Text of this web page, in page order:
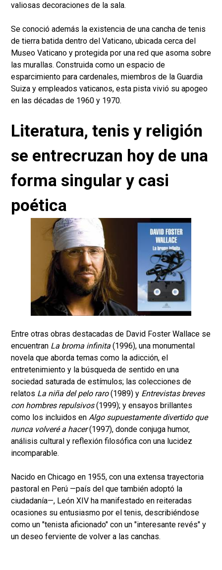
valiosas decoraciones de la sala.
Se conoció además la existencia de una cancha de tenis
de tierra batida dentro del Vaticano, ubicada cerca del
Museo Vaticano y protegida por una red que asoma sobre
las murallas. Construida como un espacio de
esparcimiento para cardenales, miembros de la Guardia
Suiza y empleados vaticanos, esta pista vivió su apogeo
en las décadas de 1960 y 1970.
Literatura, tenis y religión
se entrecruzan hoy de una
forma singular y casi
poética
Entre otras obras destacadas de David Foster Wallace se
encuentran La broma infinita (1996), una monumental
novela que aborda temas como la adicción, el
entretenimiento y la búsqueda de sentido en una
sociedad saturada de estímulos; las colecciones de
relatos La niña del pelo raro(1989) y Entrevistas breves
con hombres repulsivos(1999); y ensayos brillantes
como los incluidos en Algo supuestamente divertido que
nunca volveré a hacer(1997), donde conjuga humor,
análisis cultural y reflexión filosófica con una lucidez
incomparable.
Nacido en Chicago en 1955, con una extensa trayectoria
pastoral en Perú —país del que también adoptó la
ciudadanía—, León XIV ha manifestado en reiteradas
ocasiones su entusiasmo por el tenis, describiéndose
como un "tenista aficionado" con un "interesante revés" y
un deseo ferviente de volver a las canchas.